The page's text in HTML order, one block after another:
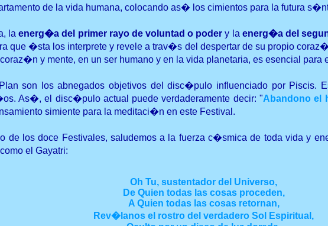
de la vida humana, colocando as� los cimientos para la futura
laenerg�a del primer rayo de voluntad o poder y la energ�a del
que �sta los interprete y revele a trav�s del despertar de su propio
y mente, en un ser humano y en la vida planetaria, es esencial para
son los abnegados objetivos del disc�pulo influenciado por Piscis.
As�, el disc�pulo actual puede verdaderamente decir: "Abandono el
simiente para la meditaci�n en este Festival.
los doce Festivales, saludemos a la fuerza c�smica de toda vida y
el Gayatri:
Oh Tu, sustentador del Universo,
De Quien todas las cosas proceden,
A Quien todas las cosas retornan,
Rev�lanos el rostro del verdadero Sol Espiritual,